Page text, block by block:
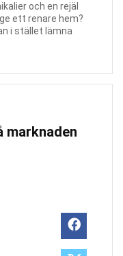
och en rejäl
ett renare hem?
i stället lämna
marknaden